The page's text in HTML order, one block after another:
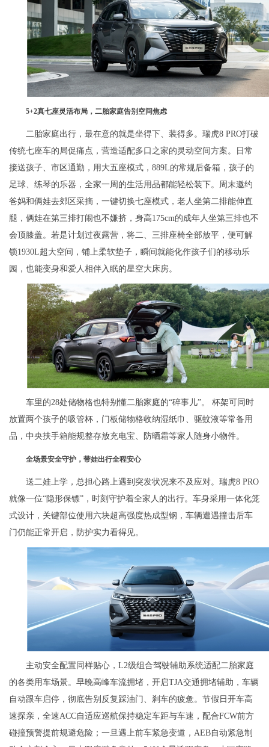
5+2真七座灵活布局，二胎家庭告别空间焦虑
二胎家庭出行，最在意的就是坐得下、装得多。瑞虎8 PRO打破
传统七座车的局促痛点，营造适配多口之家的灵动空间方案。日常
接送孩子、市区通勤，用大五座模式，889L的常规后备箱，孩子的
足球、练琴的乐器，全家一周的生活用品都能轻松装下。周末邀约
爸妈和俩娃去郊区采摘，一键切换七座模式，老人坐第二排能伸直
腿，俩娃在第三排打闹也不嫌挤，身高175cm的成年人坐第三排也不
会顶膝盖。若是计划过夜露营，将二、三排座椅全部放平，便可解
锁1930L超大空间，铺上柔软垫子，瞬间就能化作孩子们的移动乐
园，也能变身和爱人相伴入眠的星空大床房。
车里的28处储物格也特别懂二胎家庭的“碎事儿”。 杯架可同时
放置两个孩子的吸管杯，门板储物格收纳湿纸巾、驱蚊液等常备用
品，中央扶手箱能规整存放充电宝、防晒霜等家人随身小物件。
全场景安全守护， 带娃出行全程安心
送二娃上学，总担心路上遇到突发状况来不及应对。瑞虎8 PRO
就像一位“隐形保镖”，时刻守护着全家人的出行。车身采用一体化笼
式设计，关键部位使用六块超高强度热成型钢，车辆遭遇撞击后车
门仍能正常开启，防护实力看得见。
主动安全配置同样贴心，L2级组合驾驶辅助系统适配二胎家庭
的各类用车场景。早晚高峰车流拥堵，开启TJA交通拥堵辅助，车辆
自动跟车启停，彻底告别反复踩油门、刹车的疲惫。节假日开车高
速探亲，全速ACC自适应巡航保持稳定车距与车速，配合FCW前方
碰撞预警提前规避危险；一旦遇上前车紧急变道，AEB自动紧急制